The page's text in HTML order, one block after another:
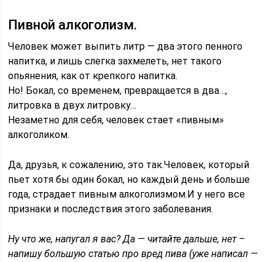
Пивной алкоголизм.
Человек может выпить литр — два этого пенного
напитка, и лишь слегка захмелеть, нет такого
опьянения, как от крепкого напитка.
Но! Бокал, со временем, превращается в два…,
литровка в двух литровку…
Незаметно для себя, человек стает «пивным»
алкоголиком.
Да, друзья, к сожалению, это так.Человек, который
пьет хотя бы один бокал, но каждый день и больше
года, страдает пивным алкоголизмом.И у него все
признаки и последствия этого заболевания.
Ну что же, напугал я вас? Да — читайте дальше, нет –
напишу большую статью про вред пива (уже написал —